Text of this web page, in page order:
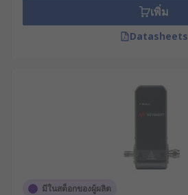
เพิ่ม
Datasheets
มีในสต็อกของผู้ผลิต